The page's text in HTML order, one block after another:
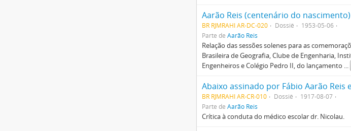
Aarão Reis (centenário do nascimento)
BR RJMRAHI AR-DC-020 Dossiê
1953-05-06
Parte de Aarão Reis
Relação das sessões solenes para as
Brasileira de Geografia, Clube de Engenharia,
Engenheiros e Colégio Pedro II, do lançamento ...
Abaixo assinado por Fábio Aarão Reis
BR RJMRAHI AR-CR-010 Dossiê
1917-08-07
Parte de Aarão Reis
Crítica à conduta do médico escolar dr. Nicolau.